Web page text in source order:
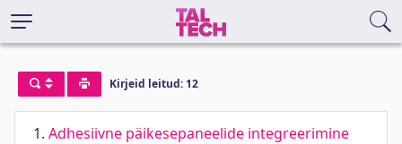
Kirjeid leitud: 12
1. Adhesiivne päikesepaneelide integreerimine